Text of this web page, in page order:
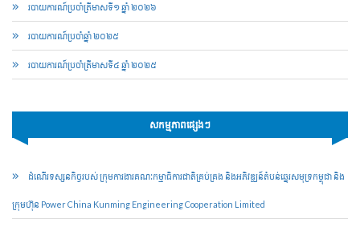
របាយការណ៍​​ប្រចាំ​ត្រីមាសទី១ ឆ្នាំ ២០២៦
របាយការណ៍​​ប្រចាំ​ឆ្នាំ ២០២៥
របាយការណ៍​​ប្រចាំ​ត្រីមាសទី៤ ឆ្នាំ ២០២៥
សកម្មភាពផ្សេងៗ
ដំណើរទស្សនកិច្ចរបស់ ក្រុមការងារគណៈកម្មាធិការជាតិគ្រប់គ្រង និងអភិវឌ្ឍន៍តំបន់ឆ្នេរសមុទ្រកម្ពុជា និង
ក្រុមហ៊ុន Power China Kunming Engineering Cooperation Limited